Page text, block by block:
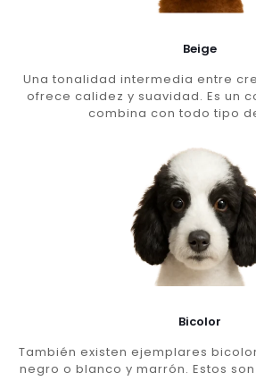
Beige
Una tonalidad intermedia entre
ofrece calidez y suavidad. Es un
combina con todo tipo
Bicolor
También existen ejemplares
negro o blanco y marrón. Estos